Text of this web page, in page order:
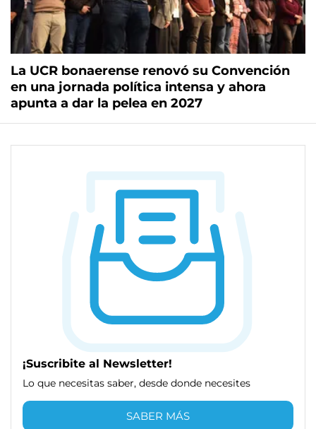
La UCR bonaerense renovó su Convención
en una jornada política intensa y ahora
apunta a dar la pelea en 2027
¡Suscribite al Newsletter!
Lo que necesitas saber, desde donde necesites
SABER MÁS